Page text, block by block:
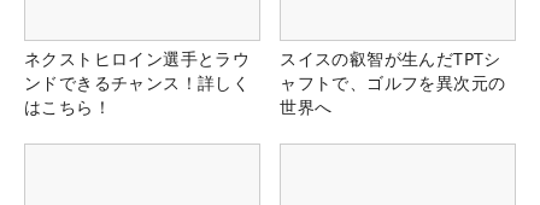
ネクストヒロイン選手とラウ
ンドできるチャンス！詳しく
はこちら！
スイスの叡智が生んだTPTシ
ャフトで、ゴルフを異次元の
世界へ